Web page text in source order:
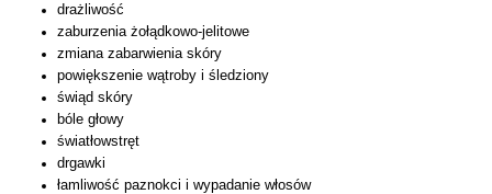
drażliwość
zaburzenia żołądkowo-jelitowe
zmiana zabarwienia skóry
powiększenie wątroby i śledziony
świąd skóry
bóle głowy
światłowstręt
drgawki
łamliwość paznokci i wypadanie włosów